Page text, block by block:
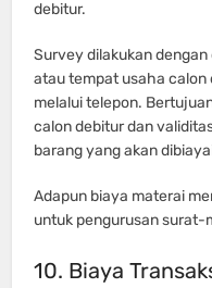
debitur.
Survey dilakukan
atau tempat usaha calon
melalui telepon.
calon debitur dan
barang yang akan
Adapun biaya materai
untuk pengurusan surat-
10. Biaya